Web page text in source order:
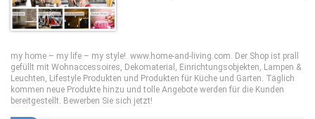
my home – my life – my style! www.home-and-living.com. Der Shop ist prall
gefüllt mit Wohnaccessoires, Dekomaterial, Einrichtungsobjekten, Lampen &
Leuchten, Lifestyle Produkten und Produkten für Küche und Garten. Täglich
kommen neue Produkte hinzu und tolle Angebote werden für die Kunden
bereitgestellt. Bewerben Sie sich jetzt!